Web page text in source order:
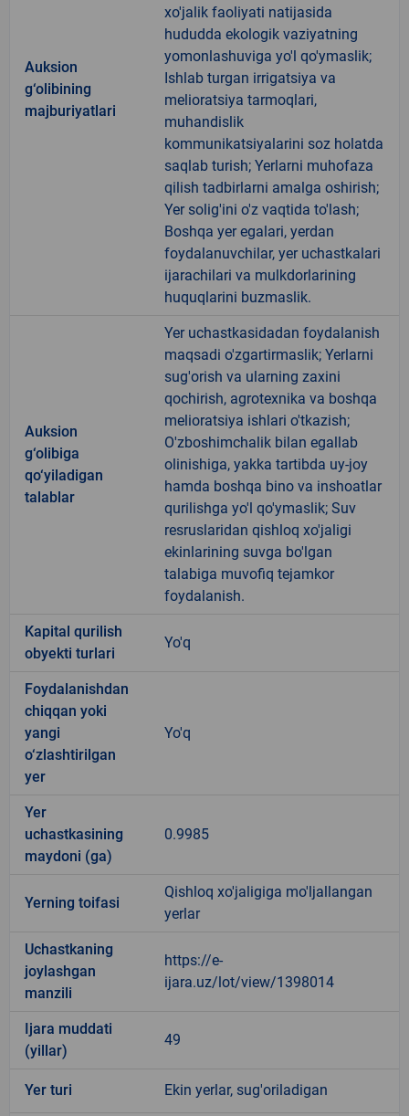
Auksion
g‘olibining
majburiyatlari
xo'jalik faoliyati natijasida
hududda ekologik vaziyatning
yomonlashuviga yo'l qo'ymaslik;
Ishlab turgan irrigatsiya va
melioratsiya tarmoqlari,
muhandislik
kommunikatsiyalarini soz holatda
saqlab turish; Yerlarni muhofaza
qilish tadbirlarni amalga oshirish;
Yer solig'ini o'z vaqtida to'lash;
Boshqa yer egalari, yerdan
foydalanuvchilar, yer uchastkalari
ijarachilari va mulkdorlarining
huquqlarini buzmaslik.
Auksion
g‘olibiga
qo‘yiladigan
talablar
Yer uchastkasidadan foydalanish
maqsadi o'zgartirmaslik; Yerlarni
sug'orish va ularning zaxini
qochirish, agrotexnika va boshqa
melioratsiya ishlari o'tkazish;
O'zboshimchalik bilan egallab
olinishiga, yakka tartibda uy-joy
hamda boshqa bino va inshoatlar
qurilishga yo'l qo'ymaslik; Suv
resruslaridan qishloq xo'jaligi
ekinlarining suvga bo'lgan
talabiga muvofiq tejamkor
foydalanish.
Kapital qurilish
obyekti turlari
Yo'q
Foydalanishdan
chiqqan yoki
yangi
o‘zlashtirilgan
yer
Yo'q
Yer
uchastkasining
maydoni (ga)
0.9985
Yerning toifasi
Qishloq xo'jaligiga mo'ljallangan
yerlar
Uchastkaning
joylashgan
manzili
https://e-
ijara.uz/lot/view/1398014
Ijara muddati
(yillar)
49
Yer turi Ekin yerlar, sug'oriladigan